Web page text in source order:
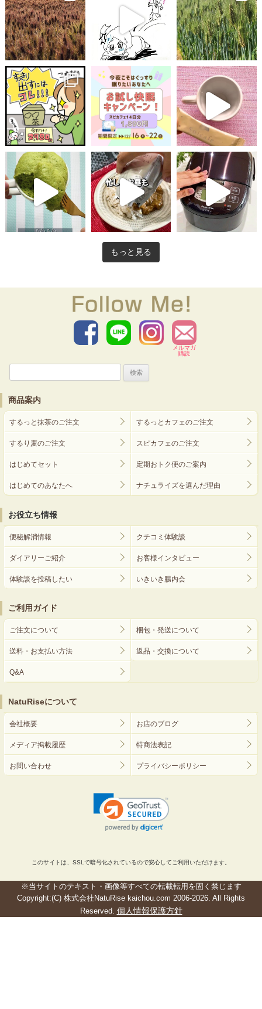
もっと見る
メルマガ
購読
商品案内
するっと抹茶のご注文 するっとカフェのご注文
するり麦のご注文 スピカフェのご注文
はじめてセット 定期おトク便のご案内
はじめてのあなたへ ナチュライズを選んだ理由
お役立ち情報
便秘解消情報 クチコミ体験談
ダイアリーご紹介 お客様インタビュー
体験談を投稿したい いきいき腸内会
ご利用ガイド
ご注文について 梱包・発送について
送料・お支払い方法 返品・交換について
Q&A
NatuRiseについて
会社概要 お店のブログ
メディア掲載履歴 特商法表記
お問い合わせ プライバシーポリシー
このサイトは、SSLで暗号化されているので安心してご利用いただけます。
※当サイトのテキスト・画像等すべての転載転用を固く禁じます
Copyright:(C) 株式会社NatuRise kaichou.com 2006-2026. All Rights
Reserved. 個人情報保護方針